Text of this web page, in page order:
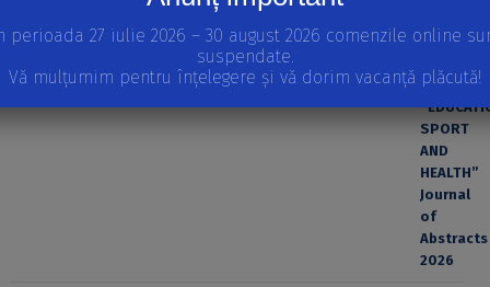
INTERNATIONAL SCIENTIFIC CONFERENCE “EDUCATION,
SPORT AND HEALTH” Journal of Abstracts 2026
perioada 27 iulie 2026 – 30 august 2026 comenzile online
suspendate.
Vă mulțumim pentru înțelegere și vă dorim vacanță plăcută!